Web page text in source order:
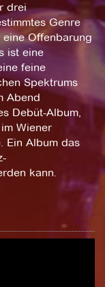
drei
Genre
Offenbarung
ist eine
feine
Spektrums
Abend
Debüt-Album,
Wiener
Ein Album das
kann.